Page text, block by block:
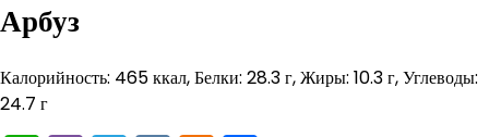
Арбуз
Калорийность: 465 ккал, Белки: 28.3 г, Жиры: 10.3 г, Углеводы:
24.7 г